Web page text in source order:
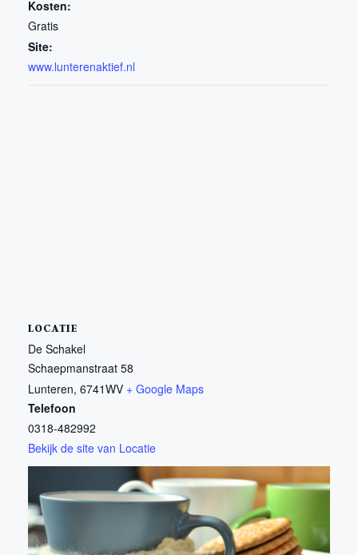
Kosten:
Gratis
Site:
www.lunterenaktief.nl
LOCATIE
De Schakel
Schaepmanstraat 58
Lunteren, 6741WV + Google Maps
Telefoon
0318-482992
Bekijk de site van Locatie